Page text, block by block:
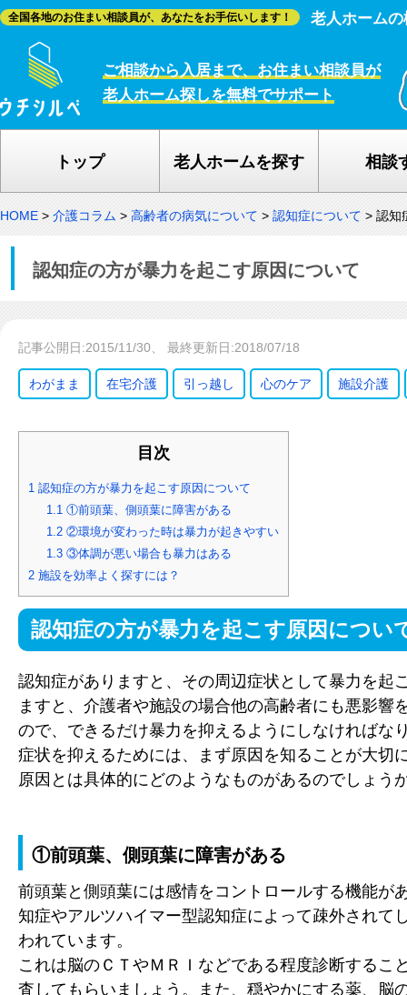
全国各地のお住まい相談員が、あなたをお手伝いします！ 老人ホーム
ご相談から入居まで、お住まい相談員が
老人ホーム探しを無料でサポート
トップ 老人ホームを探す 相談
HOME > 介護コラム > 高齢者の病気について > 認知症について > 認知
認知症の方が暴力を起こす原因について
記事公開日:2015/11/30、 最終更新日:2018/07/18
わがまま 在宅介護 引っ越し 心のケア 施設介護
目次
1 認知症の方が暴力を起こす原因について
1.1①前頭葉、側頭葉に障害がある
1.2②環境が変わった時は暴力が起きやすい
1.3③体調が悪い場合も暴力はある
2 施設を効率よく探すには？
認知症の方が暴力を起こす原因につい
認知症がありますと、その周辺症状として暴力を起
ますと、介護者や施設の場合他の高齢者にも悪影響
ので、できるだけ暴力を抑えるようにしなければな
症状を抑えるためには、まず原因を知ることが大切
原因とは具体的にどのようなものがあるのでしょう
①前頭葉、側頭葉に障害がある
前頭葉と側頭葉には感情をコントロールする機能が
知症やアルツハイマー型認知症によって疎外されて
われています。
これは脳のＣＴやＭＲＩなどである程度診断するこ
査してもらいましょう。また、穏やかにする薬、脳